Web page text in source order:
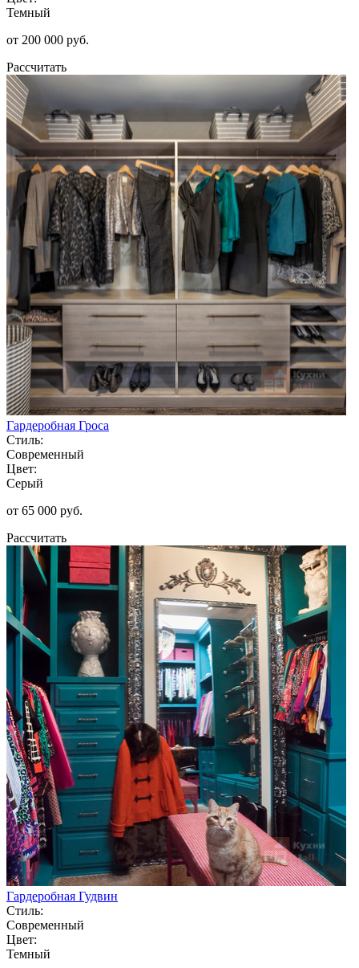
Темный
от 200 000 руб.
Рассчитать
Гардеробная Гроса
Стиль:
Современный
Цвет:
Серый
от 65 000 руб.
Рассчитать
Гардеробная Гудвин
Стиль:
Современный
Цвет:
Темный